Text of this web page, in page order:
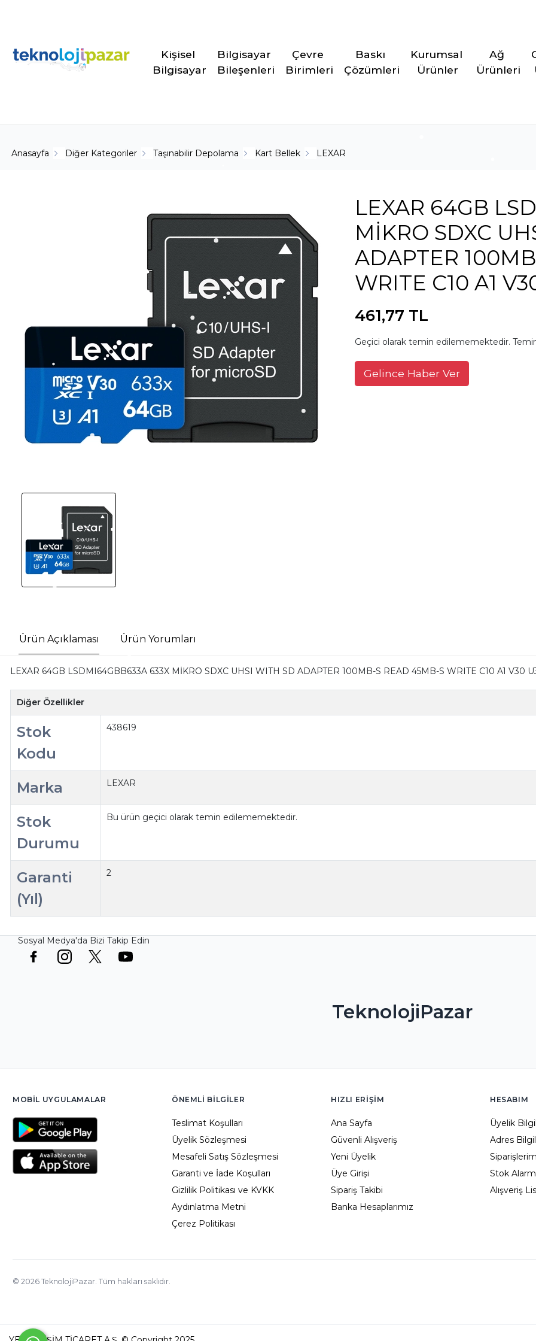
Kişisel
Bilgisayar
Bilgisayar
Bileşenleri
Çevre
Birimleri
Baskı
Çözümleri
Kurumsal
Ürünler
Ağ
Ürünleri
Anasayfa Diğer Kategoriler Taşınabilir Depolama Kart Bellek LEXAR
LEXAR 64GB
MİKRO SDXC
ADAPTER
WRITE C10 A1
461,77 TL
Geçici olarak temin edilememektedir.
Gelince Haber Ver
Ürün Açıklaması Ürün Yorumları
LEXAR 64GB LSDMI64GBB633A 633X MİKRO SDXC UHSI WITH SD ADAPTER 100MB-S READ 45MB-S WRITE C10 A1 V30
Diğer Özellikler
Stok
Kodu
438619
Marka LEXAR
Stok
Durumu
Bu ürün geçici olarak temin edilememektedir.
Garanti
(Yıl)
2
Sosyal Medya'da Bizi Takip Edin
TeknolojiPazar
MOBIL UYGULAMALAR ÖNEMLI BILGILER
Teslimat Koşulları
Üyelik Sözleşmesi
Mesafeli Satış Sözleşmesi
Garanti ve İade Koşulları
Gizlilik Politikası ve KVKK
Aydınlatma Metni
Çerez Politikası
HIZLI ERIŞIM
Ana Sayfa
Güvenli Alışveriş
Yeni Üyelik
Üye Girişi
Sipariş Takibi
Banka Hesaplarımız
HESABIM
Üyelik
Adres
Stok
Alışveriş
© 2026 TeknolojiPazar. Tüm hakları saklıdır.